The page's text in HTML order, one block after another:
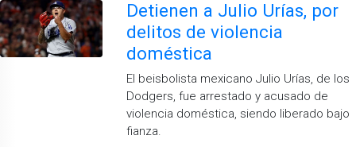
Detienen a Julio Urías, por
delitos de violencia
doméstica
El beisbolista mexicano Julio Urías, de los
Dodgers, fue arrestado y acusado de
violencia doméstica, siendo liberado bajo
fianza.